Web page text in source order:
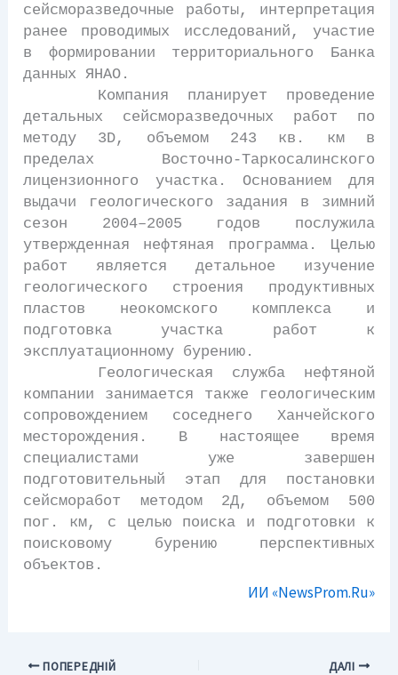
сейсморазведочные работы, интерпретация
ранее проводимых исследований, участие
в формировании территориального Банка
данных ЯНАО.
Компания планирует проведение
детальных сейсморазведочных работ по
методу 3D, объемом 243 кв. км в
пределах Восточно-Таркосалинского
лицензионного участка. Основанием для
выдачи геологического задания в зимний
сезон 2004–2005 годов послужила
утвержденная нефтяная программа. Целью
работ является детальное изучение
геологического строения продуктивных
пластов неокомского комплекса и
подготовка участка работ к
эксплуатационному бурению.
Геологическая служба нефтяной
компании занимается также геологическим
сопровождением соседнего Ханчейского
месторождения. В настоящее время
специалистами уже завершен
подготовительный этап для постановки
сейсморабот методом 2Д, объемом 500
пог. км, с целью поиска и подготовки к
поисковому бурению перспективных
объектов.
ИИ «NewsProm.Ru»
ПОПЕРЕДНІЙ ДАЛІ